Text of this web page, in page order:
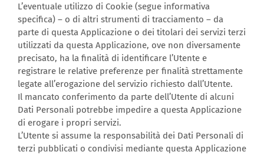
L’eventuale utilizzo di Cookie (segue informativa
specifica) – o di altri strumenti di tracciamento – da
parte di questa Applicazione o dei titolari dei servizi terzi
utilizzati da questa Applicazione, ove non diversamente
precisato, ha la finalità di identificare l’Utente e
registrare le relative preferenze per finalità strettamente
legate all’erogazione del servizio richiesto dall’Utente.
Il mancato conferimento da parte dell’Utente di alcuni
Dati Personali potrebbe impedire a questa Applicazione
di erogare i propri servizi.
L’Utente si assume la responsabilità dei Dati Personali di
terzi pubblicati o condivisi mediante questa Applicazione